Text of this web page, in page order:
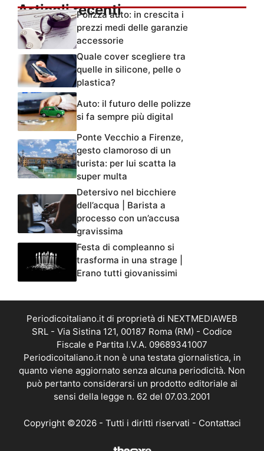
Articoli recentiPolizza auto: in crescita i
prezzi medi delle garanzie
accessorie
Quale cover scegliere tra
quelle in silicone, pelle o
plastica?
Auto: il futuro delle polizze
si fa sempre più digital
Ponte Vecchio a Firenze,
gesto clamoroso di un
turista: per lui scatta la
super multa
Detersivo nel bicchiere
dell’acqua | Barista a
processo con un’accusa
gravissima
Festa di compleanno si
trasforma in una strage |
Erano tutti giovanissimi
Periodicoitaliano.it di proprietà di NEXTMEDIAWEB
SRL - Via Sistina 121, 00187 Roma (RM) - Codice
Fiscale e Partita I.V.A. 09689341007
Periodicoitaliano.it non è una testata giornalistica, in
quanto viene aggiornato senza alcuna periodicità. Non
può pertanto considerarsi un prodotto editoriale ai
sensi della legge n. 62 del 07.03.2001
Copyright ©2026 - Tutti i diritti riservati - Contattaci